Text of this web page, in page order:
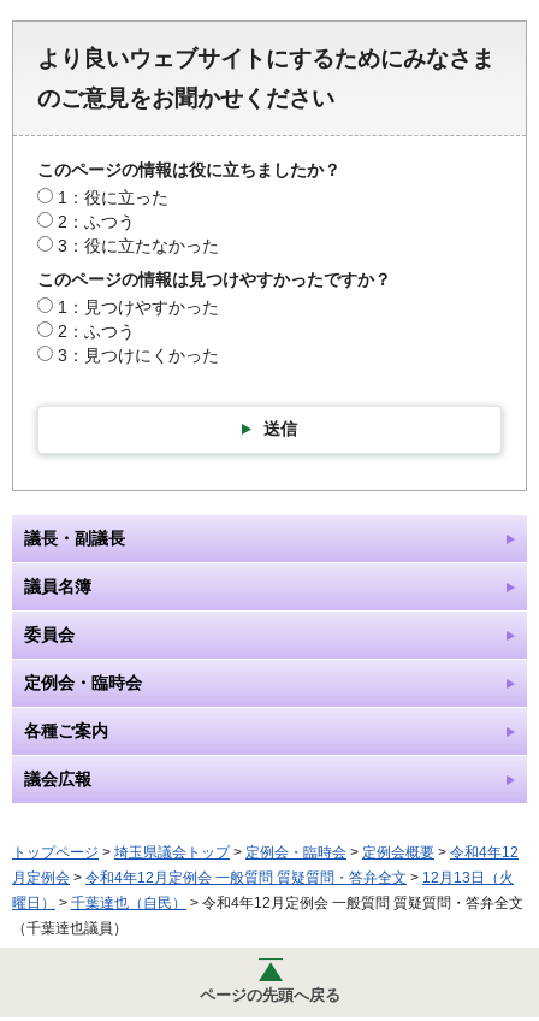
より良いウェブサイトにするためにみなさま
のご意見をお聞かせください
このページの情報は役に立ちましたか？
1：役に立った
2：ふつう
3：役に立たなかった
このページの情報は見つけやすかったですか？
1：見つけやすかった
2：ふつう
3：見つけにくかった
送信
議長・副議長
議員名簿
委員会
定例会・臨時会
各種ご案内
議会広報
トップページ > 埼玉県議会トップ> 定例会・臨時会 > 定例会概要 > 令和4年12
月定例会 > 令和4年12月定例会 一般質問 質疑質問・答弁全文 > 12月13日（火
曜日）
> 千葉達也（自民）
> 令和4年12月定例会 一般質問 質疑質問・答弁全文
（千葉達也議員）
ページの先頭へ戻る